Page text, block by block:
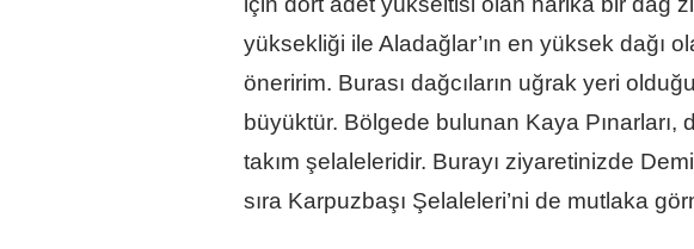
yüksekliği ile Aladağlar’ın en yüksek dağı
öneririm. Burası dağcıların uğrak yeri
büyüktür. Bölgede bulunan Kaya Pınarları,
takım şelaleleridir. Burayı ziyaretinizde
sıra Karpuzbaşı Şelaleleri’ni de mutlaka